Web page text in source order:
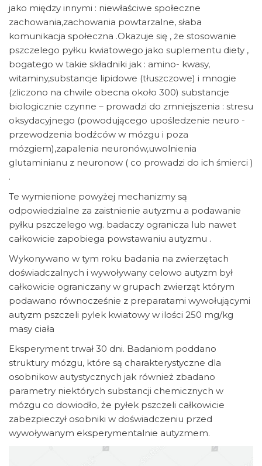
jako między innymi : niewłaściwe społeczne
zachowania,zachowania powtarzalne, słaba
komunikacja społeczna .Okazuje się , że stosowanie
pszczelego pyłku kwiatowego jako suplementu diety ,
bogatego w takie składniki jak : amino- kwasy,
witaminy,substancje lipidowe (tłuszczowe) i mnogie
(zliczono na chwile obecna około 300) substancje
biologicznie czynne – prowadzi do zmniejszenia : stresu
oksydacyjnego (powodującego upośledzenie neuro -
przewodzenia bodźców w mózgu i poza
mózgiem),zapalenia neuronów,uwolnienia
glutaminianu z neuronow ( co prowadzi do ich śmierci )
.
Te wymienione powyżej mechanizmy są
odpowiedzialne za zaistnienie autyzmu a podawanie
pyłku pszczelego wg. badaczy ogranicza lub nawet
całkowicie zapobiega powstawaniu autyzmu .
Wykonywano w tym roku badania na zwierzętach
doświadczalnych i wywoływany celowo autyzm był
całkowicie ograniczany w grupach zwierząt którym
podawano równocześnie z preparatami wywołującymi
autyzm pszczeli pylek kwiatowy w ilości 250 mg/kg
masy ciała
Eksperyment trwał 30 dni. Badaniom poddano
struktury mózgu, które są charakterystyczne dla
osobnikow autystycznych jak również zbadano
parametry niektórych substancji chemicznych w
mózgu co dowiodło, że pyłek pszczeli całkowicie
zabezpieczył osobniki w doświadczeniu przed
wywoływanym eksperymentalnie autyzmem.